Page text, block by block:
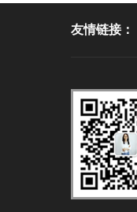
友情链接：